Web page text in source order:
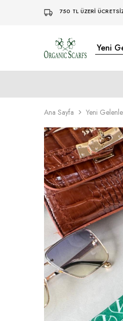
750 TL ÜZERİ
Organikscarf Yeni
Ana Sayfa Yeni